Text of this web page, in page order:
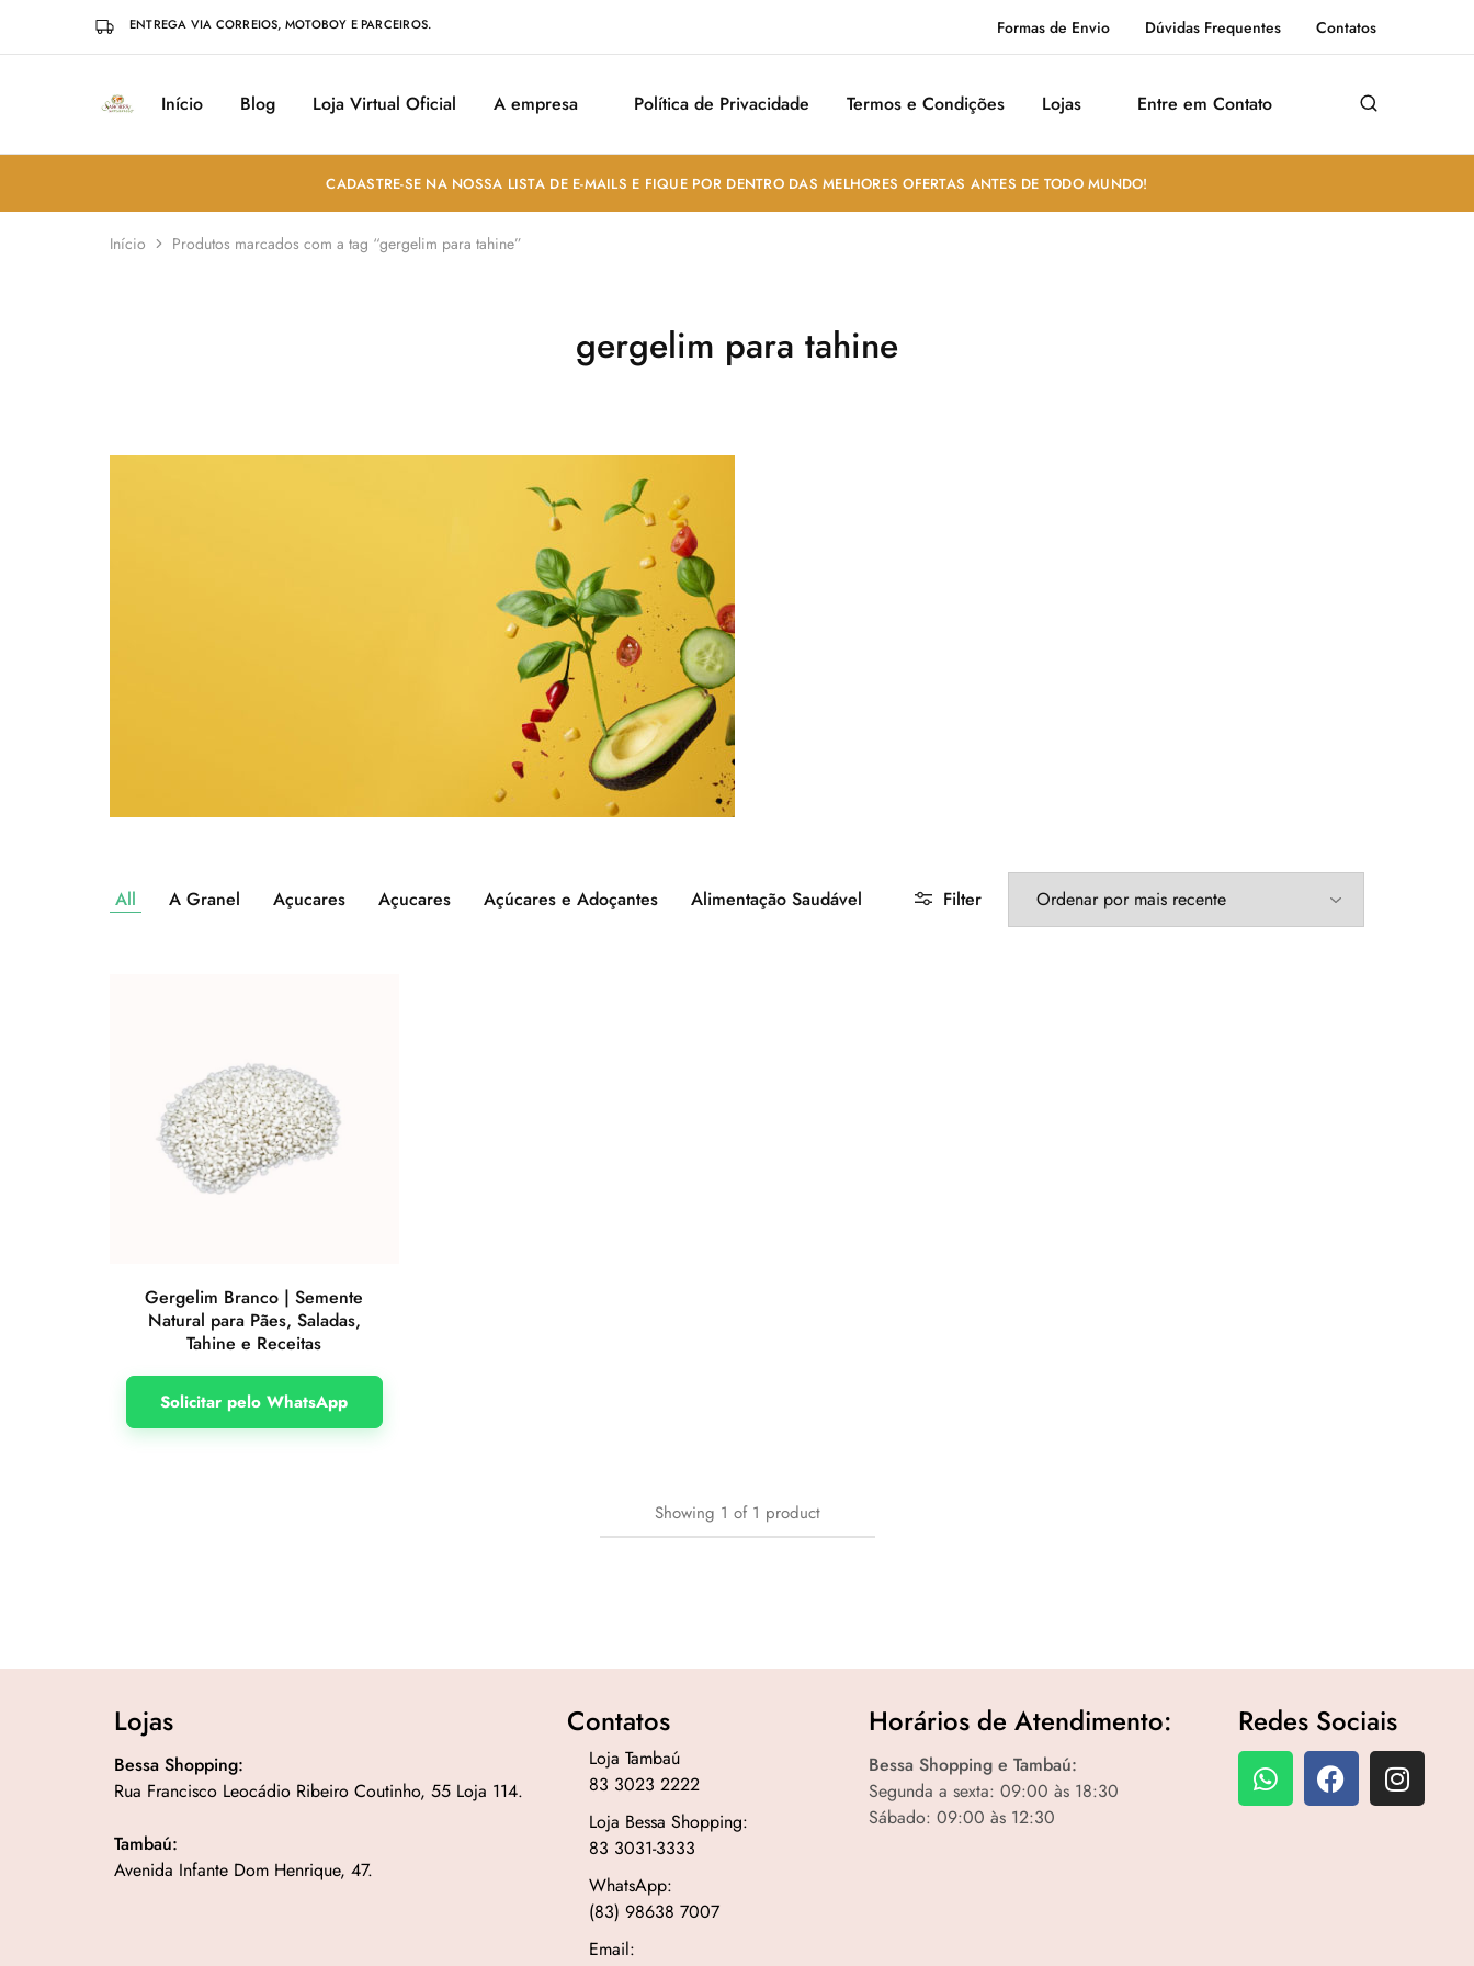
ENTREGA VIA CORREIOS, MOTOBOY E PARCEIROS. Formas de Envio Dúvidas Frequentes Contatos
Sabores
Sua
Temperos
em
João
Pessoa
Início Blog Loja Virtual Oficial A empresa Política de Privacidade Termos e Condições Lojas Entre em Contato
CADASTRE-SE NA NOSSA LISTA DE E-MAILS E FIQUE POR DENTRO DAS MELHORES OFERTAS ANTES DE TODO MUNDO!
Início Produtos marcados com a tag “gergelim para tahine”
gergelim para tahine
All A Granel Açucares Açucares Açúcares e Adoçantes Alimentação Saudável Filter
Gergelim Branco | Semente
Natural para Pães, Saladas,
Tahine e Receitas
Solicitar pelo WhatsApp
Showing 1 of 1 product
Lojas
Bessa Shopping:
Rua Francisco Leocádio Ribeiro Coutinho, 55 Loja 114.
Tambaú:
Avenida Infante Dom Henrique, 47.
Contatos
Loja Tambaú
83 3023 2222
Loja Bessa Shopping:
83 3031-3333
WhatsApp:
(83) 98638 7007
Email:
Horários de Atendimento:
Bessa Shopping e Tambaú:
Segunda a sexta: 09:00 às 18:30
Sábado: 09:00 às 12:30
Redes Sociais